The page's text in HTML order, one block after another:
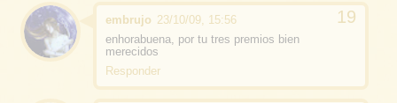
embrujo 23/10/09, 15:56
enhorabuena, por tu tres premios bien
merecidos
Responder